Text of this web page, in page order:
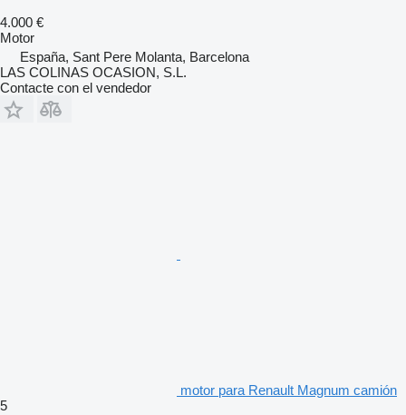
4.000 €
Motor
España, Sant Pere Molanta, Barcelona
LAS COLINAS OCASION, S.L.
Contacte con el vendedor
motor para Renault Magnum camión
5